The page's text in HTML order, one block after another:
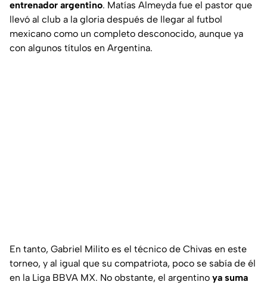
entrenador argentino. Matías Almeyda fue el pastor que
llevó al club a la gloria después de llegar al futbol
mexicano como un completo desconocido, aunque ya
con algunos títulos en Argentina.
En tanto, Gabriel Milito es el técnico de Chivas en este
torneo, y al igual que su compatriota, poco se sabía de él
en la Liga BBVA MX. No obstante, el argentino ya suma